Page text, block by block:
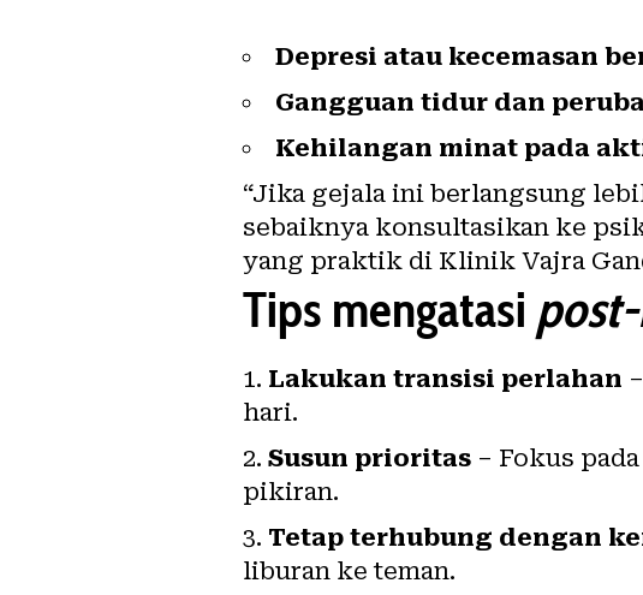
Depresi atau kecemasan
Gangguan tidur dan
Kehilangan minat pada
“Jika gejala ini berlangsung
sebaiknya konsultasikan ke
yang praktik di Klinik Vajra
Tips mengatasi
Lakukan transisi perlahan
hari.
Susun prioritas – Fokus
pikiran.
Tetap terhubung dengan
liburan ke teman.